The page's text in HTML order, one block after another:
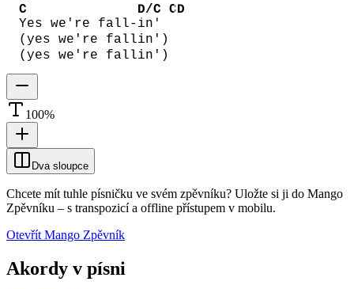
C
Yes we're fall-
D/C
in'
CD
(yes we're fallin')
(yes we're fallin')
100%
Dva sloupce
Chcete mít tuhle písničku ve svém zpěvníku? Uložte si ji do Mango
Zpěvníku – s transpozicí a offline přístupem v mobilu.
Otevřít Mango Zpěvník
Akordy v písni